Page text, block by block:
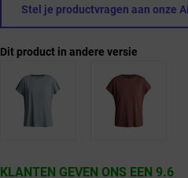
Stel je productvragen aan onze
Dit product in andere versie
KLANTEN GEVEN ONS EEN 9.6